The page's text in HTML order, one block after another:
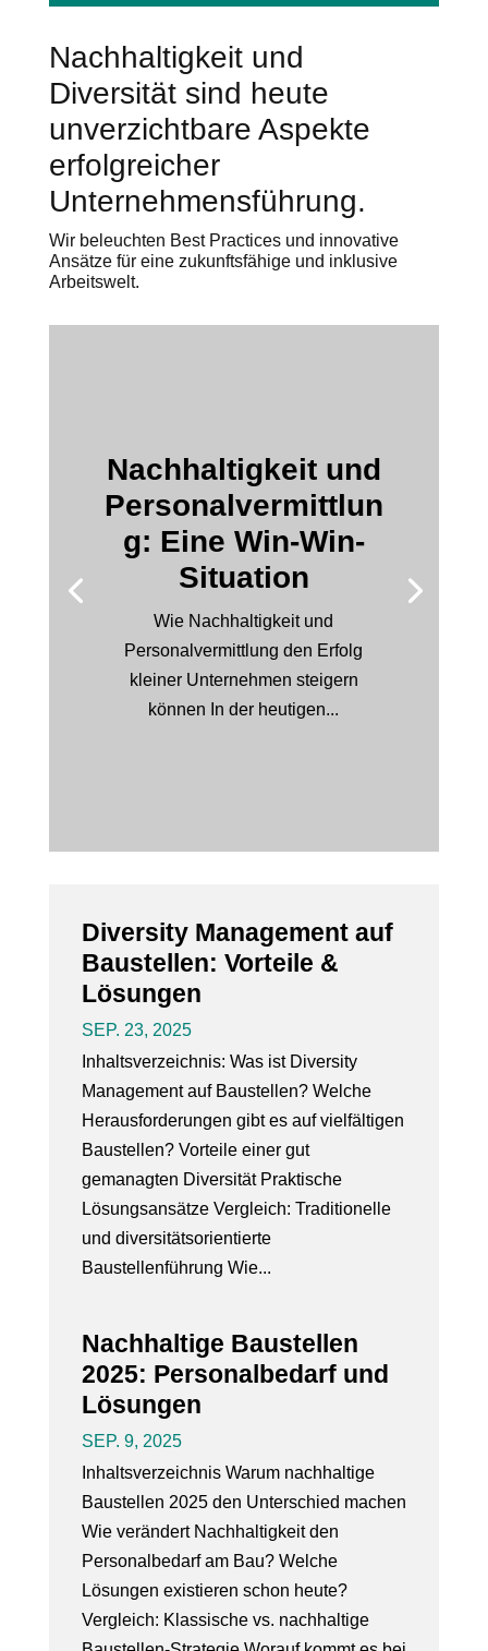
Nachhaltigkeit und
Diversität sind heute
unverzichtbare Aspekte
erfolgreicher
Unternehmensführung.
Wir beleuchten Best Practices und innovative
Ansätze für eine zukunftsfähige und inklusive
Arbeitswelt.
Nachhaltigkeit und
Personalvermittlun
g: Eine Win-Win-
Situation
Wie Nachhaltigkeit und
Personalvermittlung den Erfolg
kleiner Unternehmen steigern
können In der heutigen...
Diversity Management auf
Baustellen: Vorteile &
Lösungen
SEP. 23, 2025
Inhaltsverzeichnis: Was ist Diversity
Management auf Baustellen? Welche
Herausforderungen gibt es auf vielfältigen
Baustellen? Vorteile einer gut
gemanagten Diversität Praktische
Lösungsansätze Vergleich: Traditionelle
und diversitätsorientierte
Baustellenführung Wie...
Nachhaltige Baustellen
2025: Personalbedarf und
Lösungen
SEP. 9, 2025
Inhaltsverzeichnis Warum nachhaltige
Baustellen 2025 den Unterschied machen
Wie verändert Nachhaltigkeit den
Personalbedarf am Bau? Welche
Lösungen existieren schon heute?
Vergleich: Klassische vs. nachhaltige